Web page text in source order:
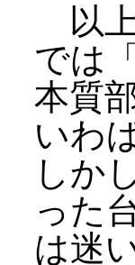
以上
では
本質
いわ
しか
った
は迷